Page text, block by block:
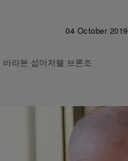
04 October 2019
라본 섭머저블 브론조